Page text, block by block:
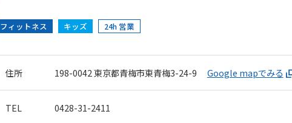
フィットネス キッズ 24h 営業
住所 198-0042東京都青梅市東青梅3-24-9 Google mapでみる
TEL 0428-31-2411